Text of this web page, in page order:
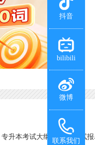
专升本考试大纲 专升本考试
抖音
bilibili
微博
联系我们